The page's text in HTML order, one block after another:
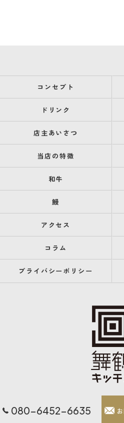
080-6452-6635
コンセプト
ドリンク
店主あいさつ
当店の特徴
和牛
鰻
アクセス
コラム
プライバシーポリシー
© 2026 福岡県天神のレストランなら舞鶴